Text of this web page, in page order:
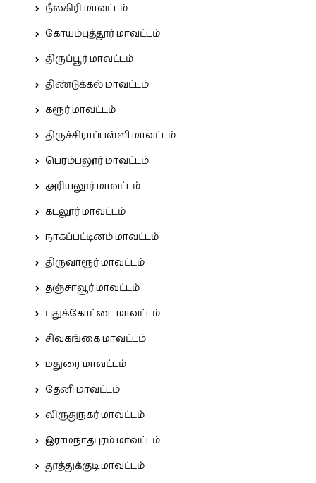
நீலகிரி மாவட்டம்
கோயம்புத்தூர் மாவட்டம்
திருப்பூர் மாவட்டம்
திண்டுக்கல் மாவட்டம்
கரூர் மாவட்டம்
திருச்சிராப்பள்ளி மாவட்டம்
பெரம்பலூர் மாவட்டம்
அரியலூர் மாவட்டம்
கடலூர் மாவட்டம்
நாகப்பட்டினம் மாவட்டம்
திருவாரூர் மாவட்டம்
தஞ்சாவூர் மாவட்டம்
புதுக்கோட்டை மாவட்டம்
சிவகங்கை மாவட்டம்
மதுரை மாவட்டம்
தேனி மாவட்டம்
விருதுநகர் மாவட்டம்
இராமநாதபுரம் மாவட்டம்
தூத்துக்குடி மாவட்டம்